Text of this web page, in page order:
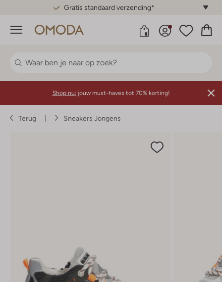
Gratis standaard verzending*
Menu
Shop nu: jouw must-haves tot 70% korting!
Terug Sneakers Jongens